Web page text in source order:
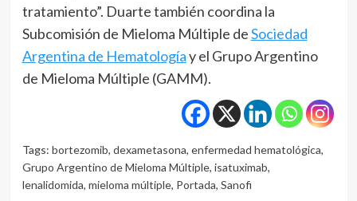
tratamiento”. Duarte también coordina la
Subcomisión de Mieloma Múltiple deSociedad
Argentina de Hematologíay el Grupo Argentino
de Mieloma Múltiple (GAMM).
Tags: bortezomib, dexametasona, enfermedad hematológica,
Grupo Argentino de Mieloma Múltiple, isatuximab,
lenalidomida, mieloma múltiple, Portada, Sanofi